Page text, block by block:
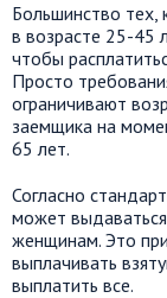
Большинство тех,
в возрасте 25-45
чтобы
Просто
ограничивают
заемщика на
65 лет.
Согласно
может
женщинам. Это
выплачивать
выплатить все.